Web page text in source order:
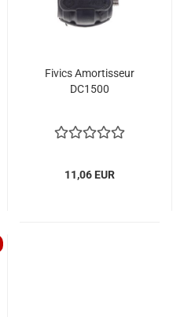
Fivics Amortisseur
DC1500
11,06 EUR